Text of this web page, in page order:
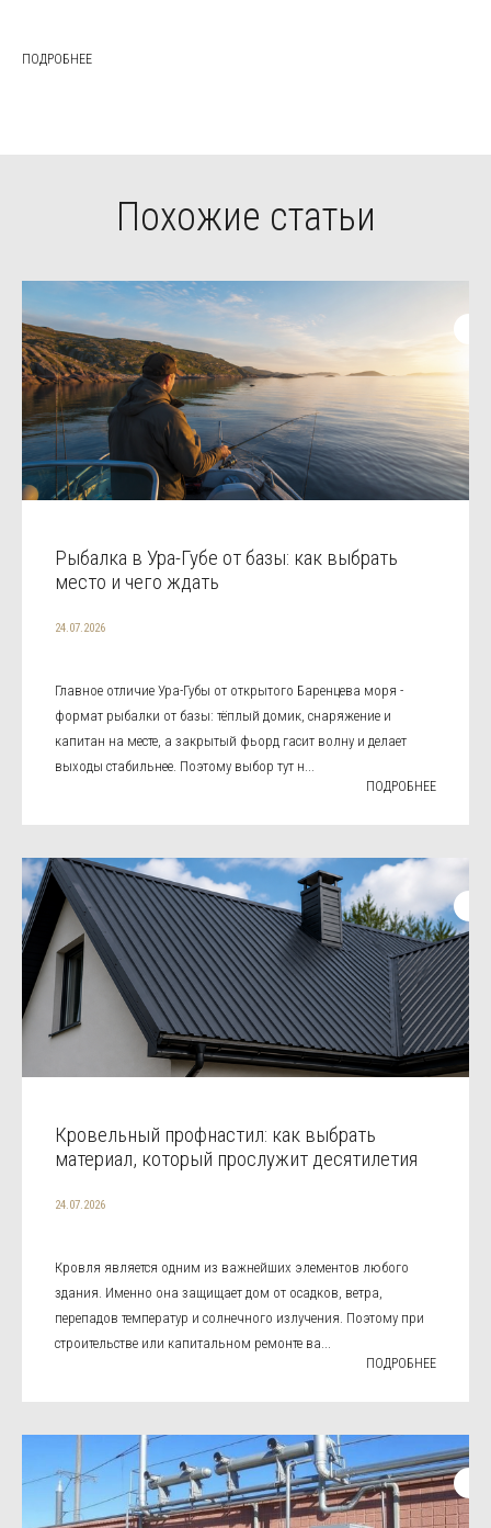
ПОДРОБНЕЕ
Похожие статьи
Рыбалка в Ура-Губе от базы: как выбрать
место и чего ждать
24.07.2026
Главное отличие Ура-Губы от открытого Баренцева моря -
формат рыбалки от базы: тёплый домик, снаряжение и
капитан на месте, а закрытый фьорд гасит волну и делает
выходы стабильнее. Поэтому выбор тут н...
ПОДРОБНЕЕ
Кровельный профнастил: как выбрать
материал, который прослужит десятилетия
24.07.2026
Кровля является одним из важнейших элементов любого
здания. Именно она защищает дом от осадков, ветра,
перепадов температур и солнечного излучения. Поэтому при
строительстве или капитальном ремонте ва...
ПОДРОБНЕЕ